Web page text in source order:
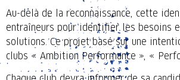
Au-delà de la reconnaissance, cette
entraîneurs pour identifier les besoins
solutions. Ce projet basé sur une
clubs « Ambition Performance », «